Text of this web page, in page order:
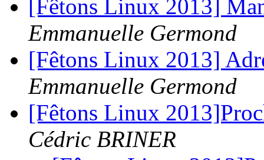
[Fêtons Linux 2013]
Emmanuelle Germond
[Fêtons Linux 2013]
Emmanuelle Germond
[Fêtons Linux
Cédric BRINER